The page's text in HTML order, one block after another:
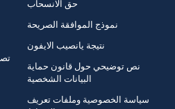
حق الانسحاب
نموذج الموافقة الصريحة
نتيجة يانصيب الايفون
نص توضيحي حول قانون حماية
البيانات الشخصية
سياسة الخصوصية وملفات تعريف